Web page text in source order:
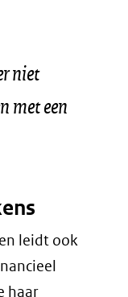
niet
met een
leidt ook
haar